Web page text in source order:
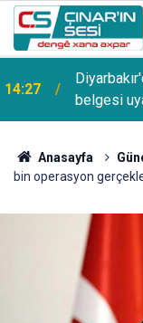
14:27
belgesi
13:53 Şanlıurfa
Anasayfa
bin operasyon